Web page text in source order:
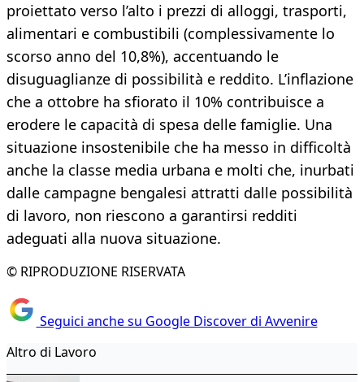
proiettato verso l’alto i prezzi di alloggi, trasporti,
alimentari e combustibili (complessivamente lo
scorso anno del 10,8%), accentuando le
disuguaglianze di possibilità e reddito. L’inflazione
che a ottobre ha sfiorato il 10% contribuisce a
erodere le capacità di spesa delle famiglie. Una
situazione insostenibile che ha messo in difficoltà
anche la classe media urbana e molti che, inurbati
dalle campagne bengalesi attratti dalle possibilità
di lavoro, non riescono a garantirsi redditi
adeguati alla nuova situazione.
© RIPRODUZIONE RISERVATA
Seguici anche su Google Discover di Avvenire
Altro di Lavoro